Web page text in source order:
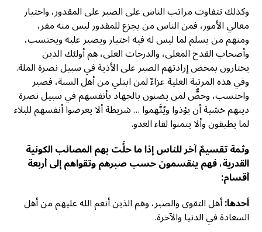
وكذلك تتفاوت مراتب الناس على الصبر على المقدور، واختيار
معالي الأمور، فمن الناس من يجزع للمقدور ليس منه مفر،
ومنهم من يسلم لما ليس له فيه اختيار ويصبر عليه ويحتسب،
وأصحاب القدح المعلى، والدرجات العلى، هم أولئك الذين
يختارون بمحض إرادتهم الصبر على الأذية في سبيل نصرة الملة.
وفي هذه المرتبة العلية عزاءٌ لمن ابتلي من أهل السنة، فصبر
واحتسب، وحضٌّ لمن يضنون بالجهاد بأنفسهم في سبيل نصرة
دينهم خشية أن يؤذوا ويُتَّهموا … شريطة ألا يعرضوا أنفسهم للبلاء
لما يطيقون وألا يتمنوا لقاء العدو.
وثمة تقسيمٌ آخر للناس إذا ما حلَّت بهم المصائب الكونية
القدرية، فهم ينقسمون حسب صبرهم وتقواهم إلى أربعة
أقسام:
أحدها:أهل التقوى والصبر، وهم الذين أنعم الله عليهم من أهل
السعادة في الدنيا والآخرة.